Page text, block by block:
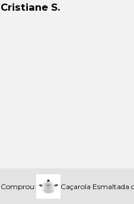
Cristiane S.
Comprou: Caçarola Esmaltada